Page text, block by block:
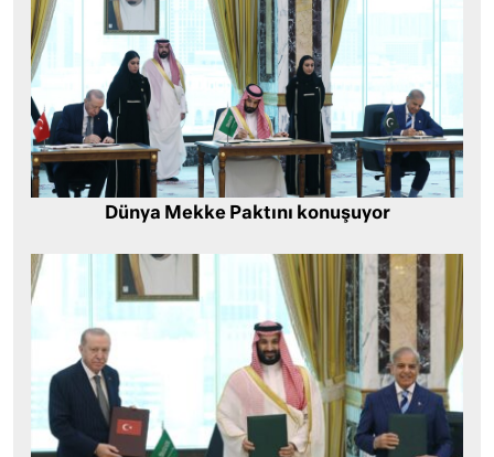
Dünya Mekke Paktını konuşuyor